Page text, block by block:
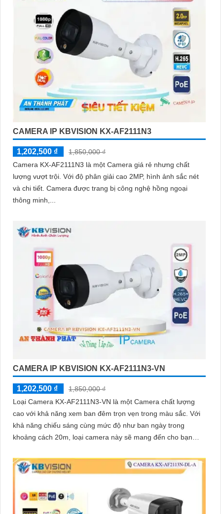
CAMERA IP KBVISION KX-AF2111N3
1,202,500 ₫
1,850,000 ₫
Camera KX-AF2111N3 là một Camera giá rẻ nhưng chất
lượng vượt trội. Với độ phân giải cao 2MP, hình ảnh sắc nét
và chi tiết. Camera được trang bị công nghệ hồng ngoại
thông minh,...
CAMERA IP KBVISION KX-AF2111N3-VN
1,202,500 ₫
1,850,000 ₫
Loại Camera KX-AF2111N3-VN là một Camera chất lượng
cao với khả năng xem ban đêm trọn vẹn trong màu sắc. Với
khả năng chiếu sáng cùng mức độ như ban ngày trong
khoảng cách 20m, loại camera này sẽ mang đến cho bạn